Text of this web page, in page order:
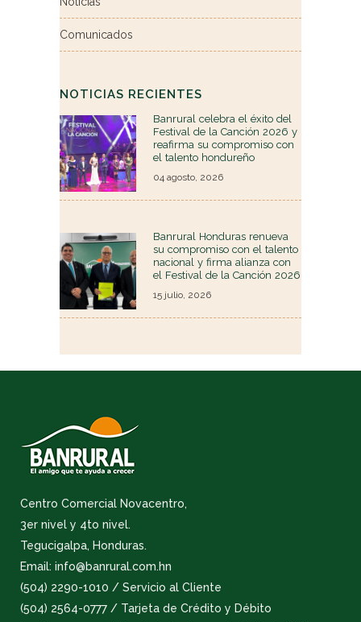
Comunicados
NOTICIAS RECIENTES
Banrural celebra el éxito del
Festival de la Canción 2026 y
reafirma su compromiso con
el talento hondureño
04 agosto, 2026
Banrural Honduras renueva
su compromiso con el talento
nacional y firma alianza con
el Festival de la Canción 2026
15 julio, 2026
Centro Comercial Novacentro,
3er nivel y 4to nivel.
Tegucigalpa, Honduras.
Email: info@banrural.com.hn
(504) 2290-1010 / Servicio al Cliente
(504) 2564-0777 / Tarjeta de Crédito y Débito